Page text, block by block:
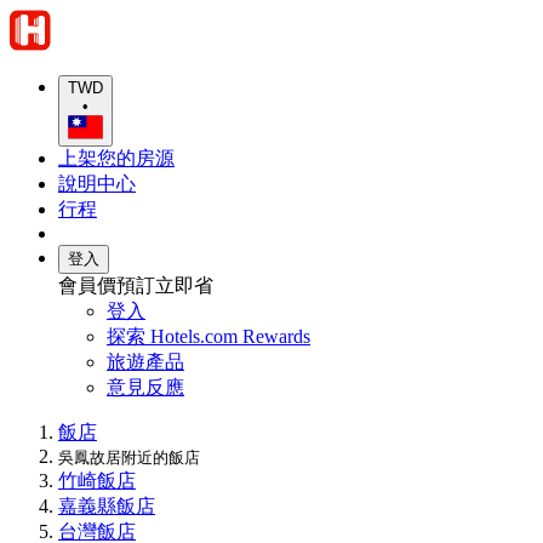
TWD
•
上架您的房源
說明中心
行程
登入
會員價預訂立即省
登入
探索 Hotels.com Rewards
旅遊產品
意見反應
飯店
吳鳳故居附近的飯店
竹崎飯店
嘉義縣飯店
台灣飯店